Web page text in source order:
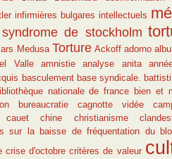
infirmières bulgares intellectuels
syndrome de stockholm
Medusa Torture Ackoff adorno
Valle
amnistie analyse anita
basculement base syndicale.
battisti
nationale de france bien et
bureaucratie cagnotte vidée
cauet chine christianisme
sur la baisse de fréquentation du blo
crise d'octobre critères de valeur